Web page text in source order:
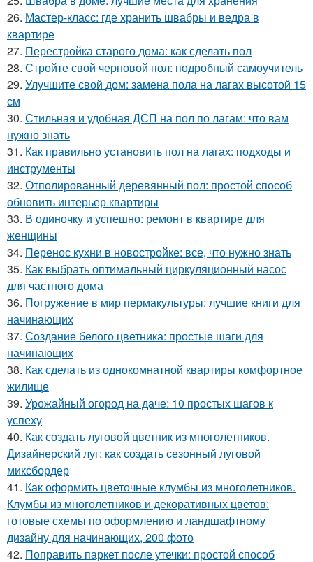
26. Мастер-класс: где хранить швабры и ведра в
квартире
27. Перестройка старого дома: как сделать пол
28. Стройте свой черновой пол: подробный самоучитель
29. Улучшите свой дом: замена пола на лагах высотой 15
см
30. Стильная и удобная ДСП на пол по лагам: что вам
нужно знать
31. Как правильно установить пол на лагах: подходы и
инструменты
32. Отполированный деревянный пол: простой способ
обновить интерьер квартиры
33. В одиночку и успешно: ремонт в квартире для
женщины
34. Перенос кухни в новостройке: все, что нужно знать
35. Как выбрать оптимальный циркуляционный насос
для частного дома
36. Погружение в мир пермакультуры: лучшие книги для
начинающих
37. Создание белого цветника: простые шаги для
начинающих
38. Как сделать из однокомнатной квартиры комфортное
жилище
39. Урожайный огород на даче: 10 простых шагов к
успеху
40. Как создать луговой цветник из многолетников.
Дизайнерский луг: как создать сезонный луговой
миксбордер
41. Как оформить цветочные клумбы из многолетников.
Клумбы из многолетников и декоративных цветов:
готовые схемы по оформлению и ландшафтному
дизайну для начинающих, 200 фото
42. Поправить паркет после утечки: простой способ